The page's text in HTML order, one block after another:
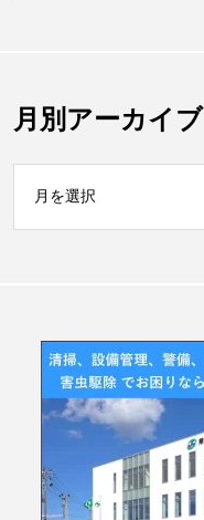
月別アーカイブ